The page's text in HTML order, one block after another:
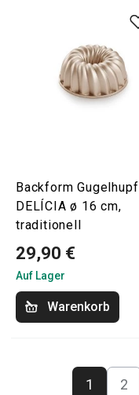
Backform Gugelhupf
DELÍCIA ø 16 cm,
traditionell
29,90 €
Auf Lager
Warenkorb
1 2